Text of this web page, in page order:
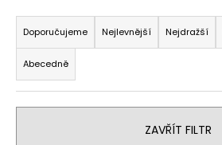
Ř
a
z
e
n
Doporučujeme Nejlevnější Nejdražší
Abecedně
ZAVŘÍT FILTR
t
?
HLEDAT